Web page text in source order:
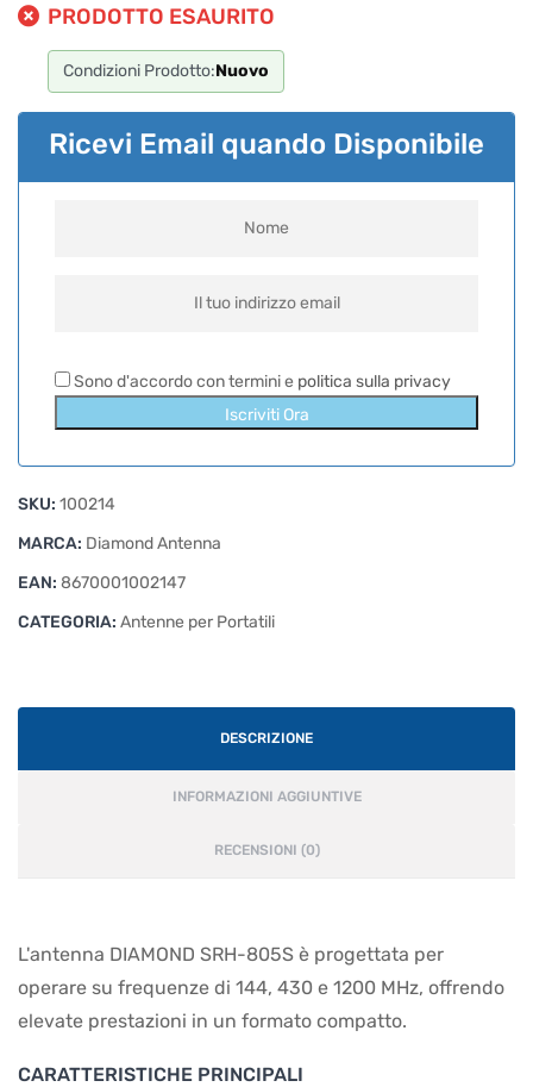
PRODOTTO ESAURITO
Condizioni Prodotto:Nuovo
Ricevi Email quando Disponibile
Sono d'accordo con termini e politica sulla privacy
Iscriviti Ora
SKU: 100214
MARCA: Diamond Antenna
EAN: 8670001002147
CATEGORIA: Antenne per Portatili
DESCRIZIONE
INFORMAZIONI AGGIUNTIVE
RECENSIONI (0)
L'antenna DIAMOND SRH-805S è progettata per
operare su frequenze di 144, 430 e 1200 MHz, offrendo
elevate prestazioni in un formato compatto.
CARATTERISTICHE PRINCIPALI